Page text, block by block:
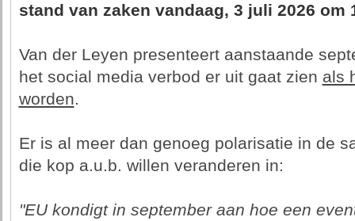
stand van zaken vandaag, 3 juli 2026 om
Van der Leyen presenteert aanstaande
het social media verbod er uit gaat zien als
worden.
Er is al meer dan genoeg polarisatie in de
die kop a.u.b. willen veranderen in:
"EU kondigt in september aan hoe een